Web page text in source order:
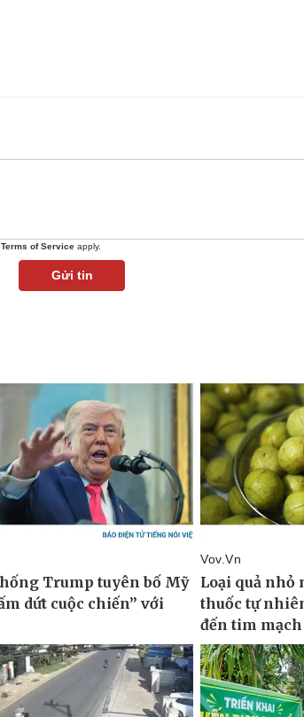
Terms of Service apply.
Gửi tin